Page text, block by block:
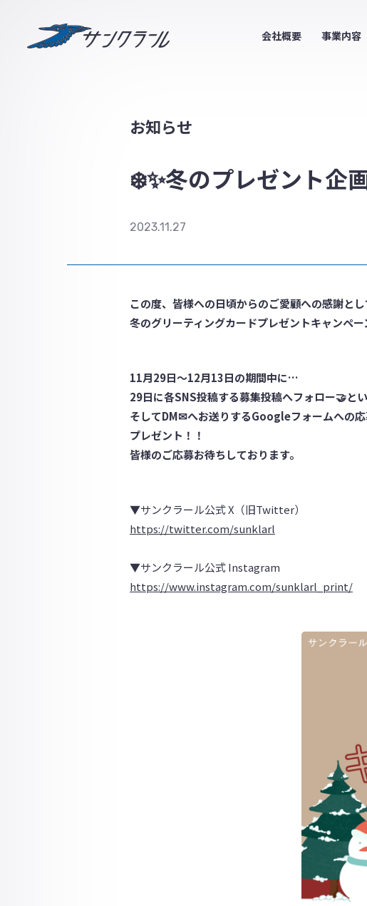
会社概要 事業内容
お知らせ
❄️✨冬のプレゼント企
2023.11.27
この度、皆様への日頃からのご愛顧への感謝と
冬のグリーティングカードプレゼントキャンペー
11月29日～12月13日の期間中に…
29日に各SNS投稿する募集投稿へフォロー🤝と
そしてDM✉へお送りするGoogleフォームへの
プレゼント！！
皆様のご応募お待ちしております。
▼サンクラール公式 X（旧Twitter）
https://twitter.com/sunklarl
▼サンクラール公式 Instagram
https://www.instagram.com/sunklarl_print/